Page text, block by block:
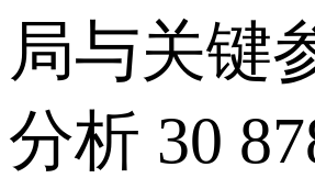
局与关键
分析 30